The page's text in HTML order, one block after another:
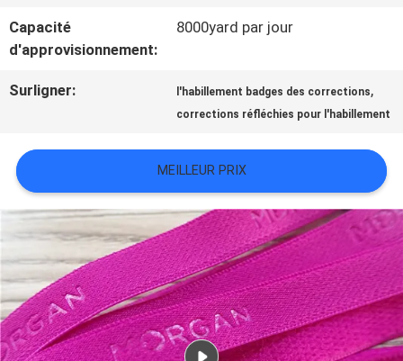
NOUVELLES
TOUS
CAS
VR
SHOW
PLAN
Capacité
d'approvisionnement:
8000yard par jour
Surligner: l'habillement badges des corrections,
corrections réfléchies pour l'habillement
MEILLEUR PRIX